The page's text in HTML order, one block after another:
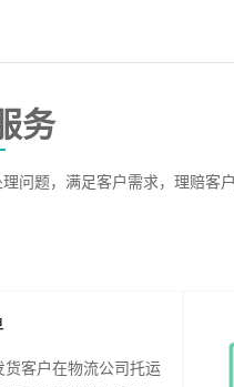
务
问题，满足客户需求，理赔客
货客户在物流公司托运